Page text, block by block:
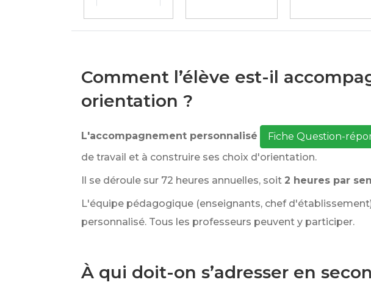
Comment l’élève est-il
orientation ?
L'accompagnement personnalisé Fiche Question-
de travail et à construire ses choix d'orientation.
Il se déroule sur 72 heures annuelles, soit 2 heures par
L'équipe pédagogique (enseignants, chef
personnalisé. Tous les professeurs peuvent y participer.
À qui doit-on s’adresser en